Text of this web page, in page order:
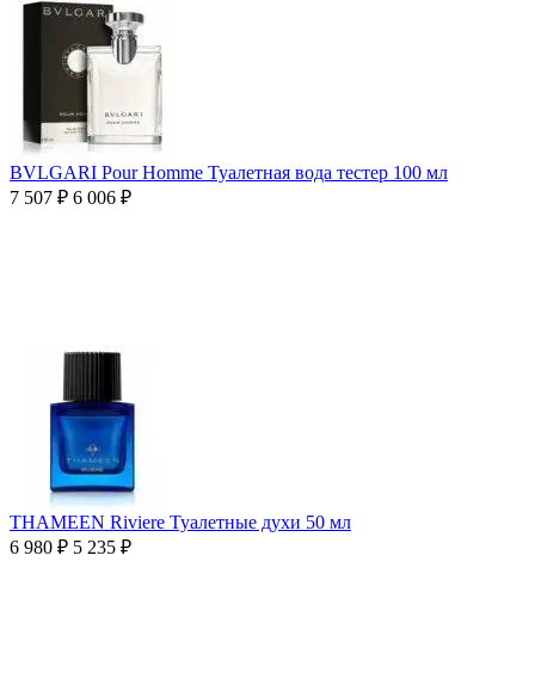
BVLGARI Pour Homme Туалетная вода тестер 100 мл
7 507 ₽ 6 006 ₽
THAMEEN Riviere Туалетные духи 50 мл
6 980 ₽ 5 235 ₽